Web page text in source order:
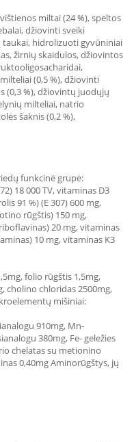
miltai (24 %), speltos
džiovinti sveiki
taukai, hidrolizuoti gyvūniniai
žirnių skaidulos, džiovintos
(0,5 %), džiovinti
(0,3 %), džiovintų juodųjų
milteliai, natrio
šaknis (0,2 %),
funkcinė grupė:
18 000 TV, vitaminas D3
91 %) (E 307) 600 mg,
rūgštis) 150 mg,
20 mg, vitaminas
10 mg, vitaminas K3
folio rūgštis 1,5mg,
cholino chloridas 2500mg,
mišiniai:
910mg, Mn-
380mg, Fe- geležies
chelatas su metionino
0,40mg Aminorūgštys, jų